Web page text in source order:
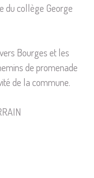
du collège George
Bourges et les
de promenade
de la commune.